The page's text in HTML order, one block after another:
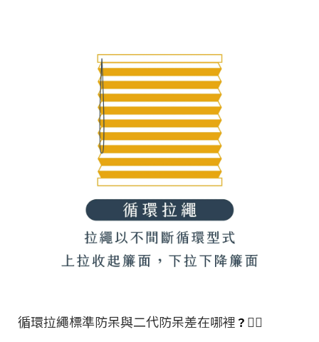
循環拉繩標準防呆與二代防呆差在哪裡 ？ 👇🏻